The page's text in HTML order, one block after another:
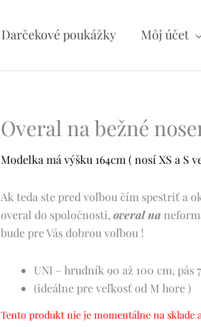
Darčekové poukážky Môj účet
Overal na bežné
Modelka má výšku 164cm ( nosí XS a S
Ak teda ste pred voľbou čím spestriť a
overal do spoločnosti,overal na
bude pre Vás dobrou voľbou !
UNI – hrudník 90 až 100 cm, pás
(ideálne pre veľkosť od M hore )
Tento produkt nie je momentálne na sklade